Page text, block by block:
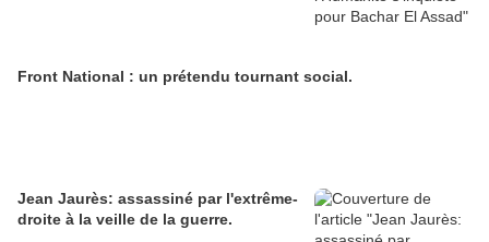
Front National : un prétendu tournant social.
Jean Jaurès: assassiné par l'extrême-
droite à la veille de la guerre.